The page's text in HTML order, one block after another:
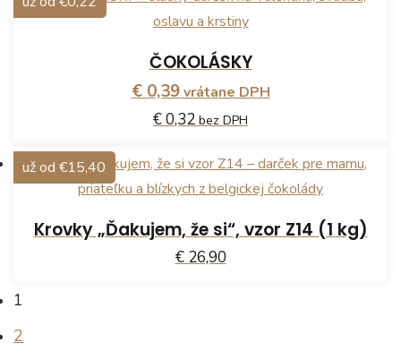
ČOKOLÁSKY
€ 0,39vrátane DPH
€ 0,32 bez DPH
Krovky „Ďakujem, že si“, vzor Z14 (1 kg)
€ 26,90
už od €15,40
1
2